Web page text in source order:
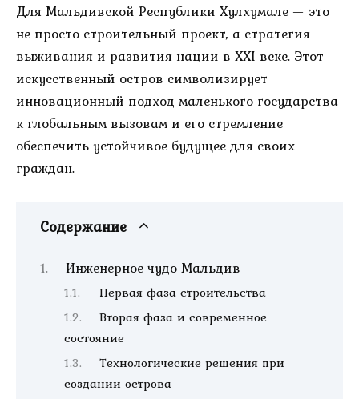
Для Мальдивской Республики Хулхумале — это
не просто строительный проект, а стратегия
выживания и развития нации в XXI веке. Этот
искусственный остров символизирует
инновационный подход маленького государства
к глобальным вызовам и его стремление
обеспечить устойчивое будущее для своих
граждан.
Содержание
Инженерное чудо Мальдив
Первая фаза строительства
Вторая фаза и современное
состояние
Технологические решения при
создании острова